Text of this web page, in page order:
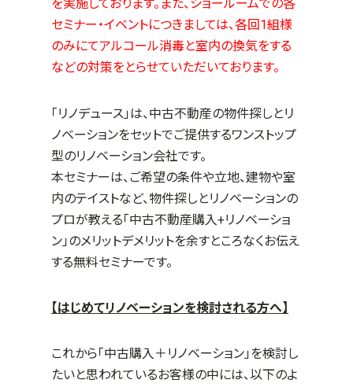
を実施しております。また、ショールームでの各
セミナー・イベントにつきましては、各回1組様
のみにてアルコール消毒と室内の換気をする
などの対策をとらせていただいております。
「リノデュース」は、中古不動産の物件探しとリ
ノベーションをセットでご提供するワンストップ
型のリノベーション会社です。
本セミナーは、ご希望の条件や立地、建物や室
内のテイストなど、物件探しとリノベーションの
プロが教える「中古不動産購入+リノベーショ
ン」のメリットデメリットを余すところなくお伝え
する無料セミナーです。
【はじめてリノベーションを検討される方へ】
これから「中古購入＋リノベーション」を検討し
たいと思われているお客様の中には、以下のよ